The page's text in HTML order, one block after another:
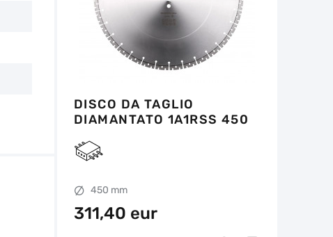
DISCO DA TAGLIO
DIAMANTATO 1A1RSS 450
450 mm
311,40 eur